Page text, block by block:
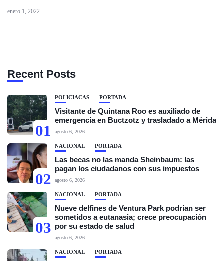
enero 1, 2022
Recent Posts
01
POLICIACAS PORTADA
Visitante de Quintana Roo es auxiliado de
emergencia en Buctzotz y trasladado a Mérida
agosto 6, 2026
02
NACIONAL PORTADA
Las becas no las manda Sheinbaum: las
pagan los ciudadanos con sus impuestos
agosto 6, 2026
03
NACIONAL PORTADA
Nueve delfines de Ventura Park podrían ser
sometidos a eutanasia; crece preocupación
por su estado de salud
agosto 6, 2026
NACIONAL PORTADA